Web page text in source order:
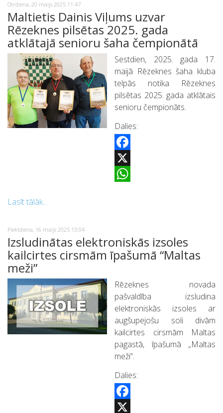
Otrdiena, 20 maijs 2025 11:47
Maltietis Dainis Viļums uzvar
Rēzeknes pilsētas 2025. gada
atklātajā senioru šaha čempionātā
Sestdien, 2025. gada 17.
maijā Rēzeknes šaha kluba
telpās notika Rēzeknes
pilsētas 2025. gada atklātais
senioru čempionāts.
Dalies:
Facebook
X
Lasīt tālāk...
Piektdiena, 16 maijs 2025 13:04
Izsludinātas elektroniskās izsoles
kailcirtes cirsmām īpašumā “Maltas
meži”
Rēzeknes novada
pašvaldība izsludina
elektroniskās izsoles ar
augšupejošu soli divām
kailcirtes cirsmām Maltas
pagastā, īpašumā „Maltas
meži”.
Dalies:
Facebook